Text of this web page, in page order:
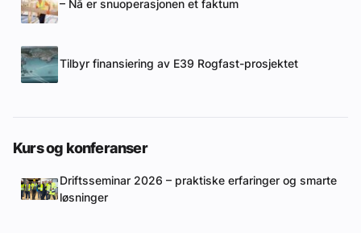
– Nå er snuoperasjonen et faktum
Tilbyr finansiering av E39 Rogfast-prosjektet
Kurs og konferanser
Driftsseminar 2026 – praktiske erfaringer og smarte
løsninger